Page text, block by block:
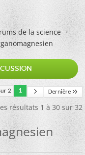
de la science
2 1 Dernière
résultats 1 à 30 sur 32